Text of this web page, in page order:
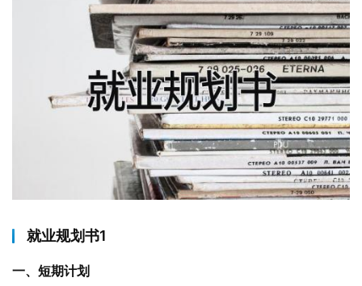
就业规划书1
一、短期计划